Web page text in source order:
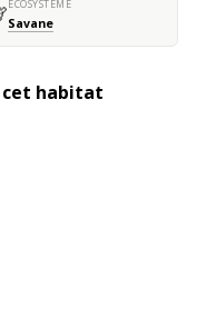
ÉCOSYSTÈME
Savane
cet habitat